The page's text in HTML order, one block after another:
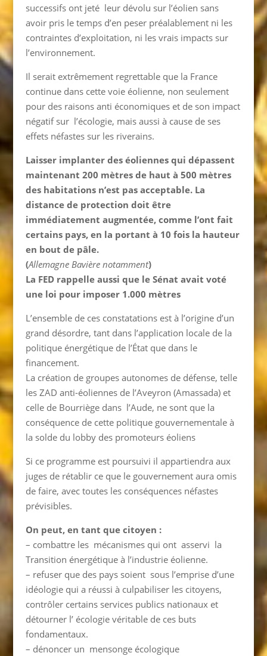
successifs ont jeté leur dévolu sur l’éolien sans
avoir pris le temps d’en peser préalablement ni les
contraintes d’exploitation, ni les vrais impacts sur
l’environnement.
Il serait extrêmement regrettable que la France
continue dans cette voie éolienne, non seulement
pour des raisons anti économiques et de son impact
négatif sur l’écologie, mais aussi à cause de ses
effets néfastes sur les riverains.
Laisser implanter des éoliennes qui dépassent
maintenant 200 mètres de haut à 500 mètres
des habitations n’est pas acceptable. La
distance de protection doit être
immédiatement augmentée, comme l’ont fait
certains pays, en la portant à 10 fois la hauteur
en bout de pâle.
(Allemagne Bavière notamment)
La FED rappelle aussi que le Sénat avait voté
une loi pour imposer 1.000 mètres
L’ensemble de ces constatations est à l’origine d’un
grand désordre, tant dans l’application locale de la
politique énergétique de l’État que dans le
financement.
La création de groupes autonomes de défense, telle
les ZAD anti-éoliennes de l’Aveyron (Amassada) et
celle de Bourriège dans l’Aude, ne sont que la
conséquence de cette politique gouvernementale à
la solde du lobby des promoteurs éoliens
Si ce programme est poursuivi il appartiendra aux
juges de rétablir ce que le gouvernement aura omis
de faire, avec toutes les conséquences néfastes
prévisibles.
On peut, en tant que citoyen :
– combattre les mécanismes qui ont asservi la
Transition énergétique à l’industrie éolienne.
– refuser que des pays soient sous l’emprise d’une
idéologie qui a réussi à culpabiliser les citoyens,
contrôler certains services publics nationaux et
détourner l’ écologie véritable de ces buts
fondamentaux.
– dénoncer un mensonge écologique